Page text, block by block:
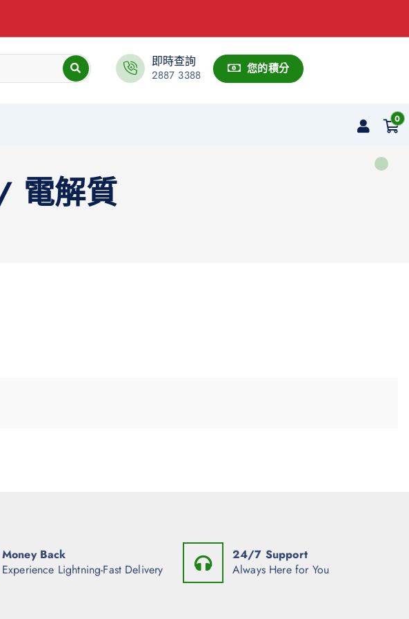
即時查詢
2887 3388 您的積分
0
電解質
Money Back
Experience Lightning-Fast Delivery
24/7 Support
Always Here for You